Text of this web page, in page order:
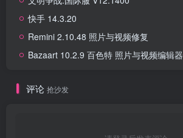
快手 14.3.20
Remini 2.10.48 照片与视频修复
Bazaart 10.2.9 百色特 照片与视频编辑器
评论 抢沙发